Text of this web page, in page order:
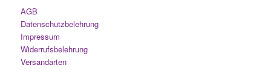
AGB
Datenschutzbelehrung
Impressum
Widerrufsbelehrung
Versandarten